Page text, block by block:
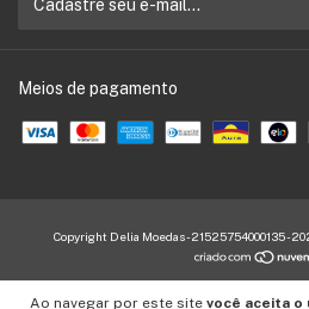
Ao navegar por este site você aceita o
Meios de pagamento
Copyright Delia Moedas - 21525754000135 -